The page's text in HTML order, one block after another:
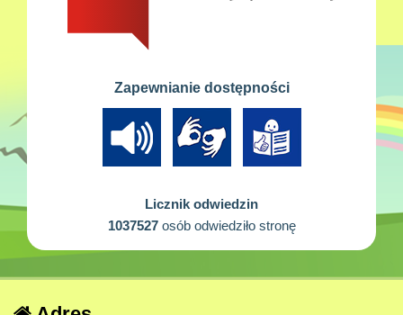
Zapewnianie dostępności
Licznik odwiedzin
1037527osób odwiedziło stronę